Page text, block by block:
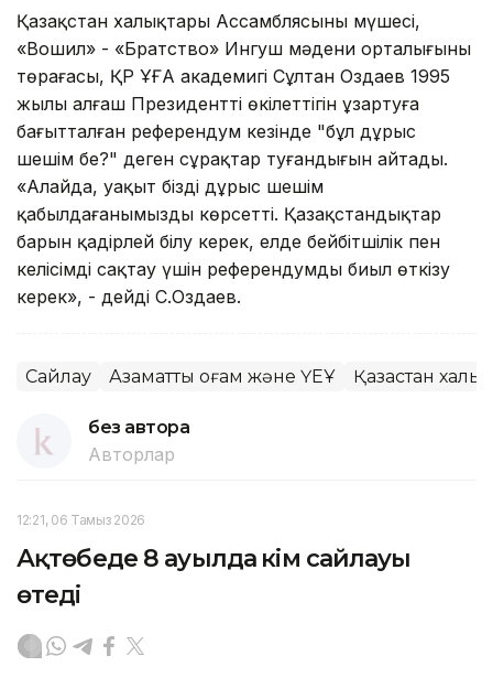
Қазақстан халықтары Ассамблясының мүшесі,
«Вошил» - «Братство» Ингуш мәдени орталығының
төрағасы, ҚР ҰҒА академигі Сұлтан Оздаев 1995
жылы алғаш Президенттің өкілеттігін ұзартуға
бағытталған референдум кезінде "бұл дұрыс
шешім бе?" деген сұрақтар туғандығын айтады.
«Алайда, уақыт біздің дұрыс шешім
қабылдағанымызды көрсетті. Қазақстандықтар
барын қадірлей білу керек, елде бейбітшілік пен
келісімді сақтау үшін референдумды биыл өткізу
керек», - дейді С.Оздаев.
Сайлау Азаматтық қоғам және ҮЕҰ Қазақстан
без автора
Авторлар
12:21, 06 Тамыз 2026
Ақтөбеде 8 ауылда әкім сайлауы
өтеді